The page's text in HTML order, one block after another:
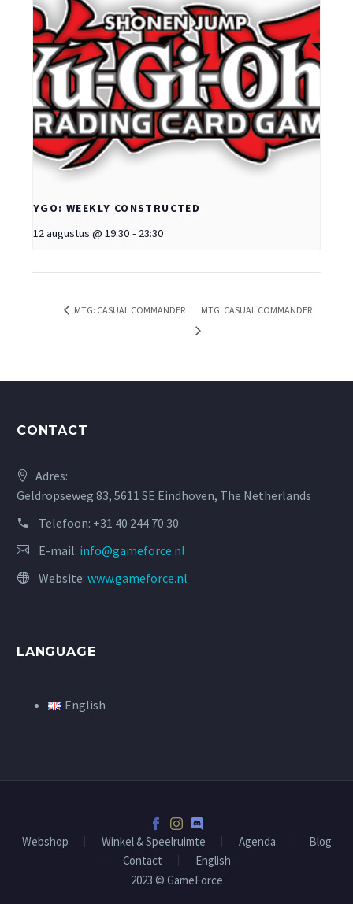
YGO: WEEKLY CONSTRUCTED
12 augustus @ 19:30 - 23:30
MTG: CASUAL COMMANDER MTG: CASUAL COMMANDER
CONTACT
Adres:
Geldropseweg 83, 5611 SE Eindhoven, The Netherlands
Telefoon: +31 40 244 70 30
E-mail: info@gameforce.nl
Website: www.gameforce.nl
LANGUAGE
English
Webshop Winkel & Speelruimte Agenda
Blog
Contact
English
2023 © GameForce